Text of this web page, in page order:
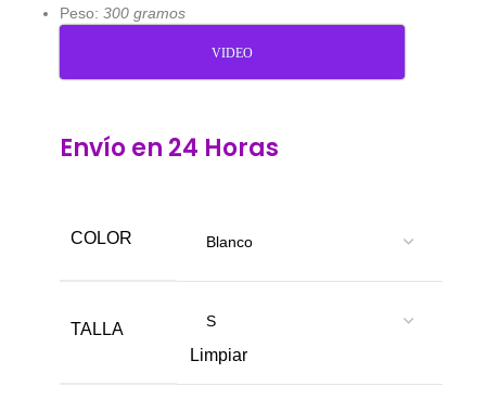
Peso: 300 gramos
VIDEO
Envío en 24 Horas
COLOR
TALLA
Limpiar